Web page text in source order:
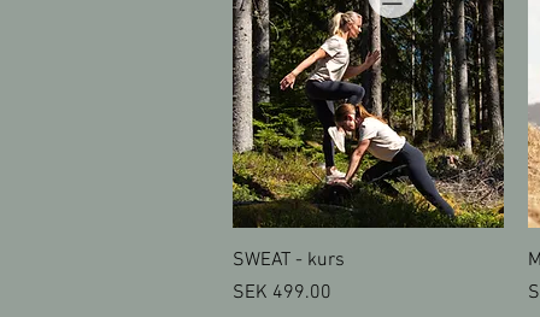
Quick View
SWEAT - kurs
Price
SEK 499.00